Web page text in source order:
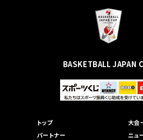
BASKETBALL JAPAN
トップ
大会
パートナー
ニュ